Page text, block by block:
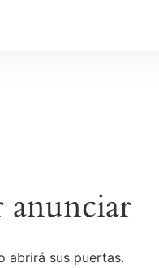
anunciar
abrirá sus puertas.